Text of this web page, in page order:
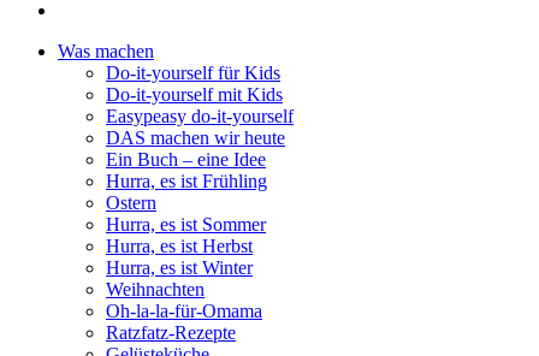
Was machen
Do-it-yourself für Kids
Do-it-yourself mit Kids
Easypeasy do-it-yourself
DAS machen wir heute
Ein Buch – eine Idee
Hurra, es ist Frühling
Ostern
Hurra, es ist Sommer
Hurra, es ist Herbst
Hurra, es ist Winter
Weihnachten
Oh-la-la-für-Omama
Ratzfatz-Rezepte